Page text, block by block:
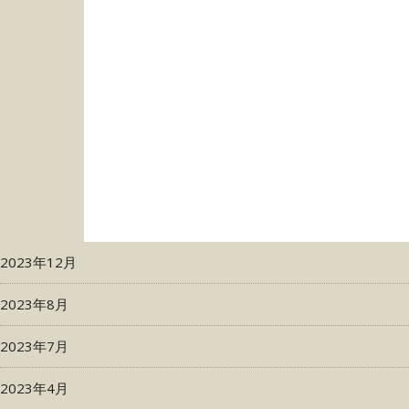
2023年12月
2023年8月
2023年7月
2023年4月